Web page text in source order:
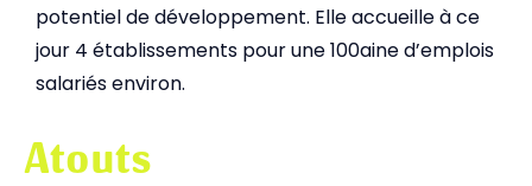
potentiel de développement. Elle accueille à ce
jour 4 établissements pour une 100aine d’emplois
salariés environ.
Atouts